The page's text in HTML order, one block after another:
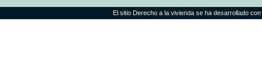
El sitio Derecho a la vivienda se ha desarrollado